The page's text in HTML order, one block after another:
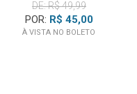
DE: R$ 49,99
POR: R$ 45,00
À VISTA NO BOLETO